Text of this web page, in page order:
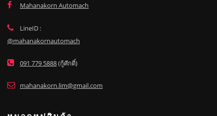
Mahanakorn Automach
LineID :
@mahanakornautomach
091 779 5888(กู้ศักดิ์)
mahanakorn.lim@gmail.com